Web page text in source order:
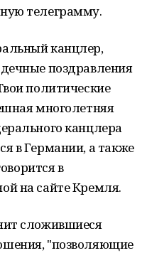
телеграмму.
канцлер,
поздравления
политические
многолетняя
канцлера
в Германии, а также
в
на сайте Кремля.
сложившиеся
"позволяющие